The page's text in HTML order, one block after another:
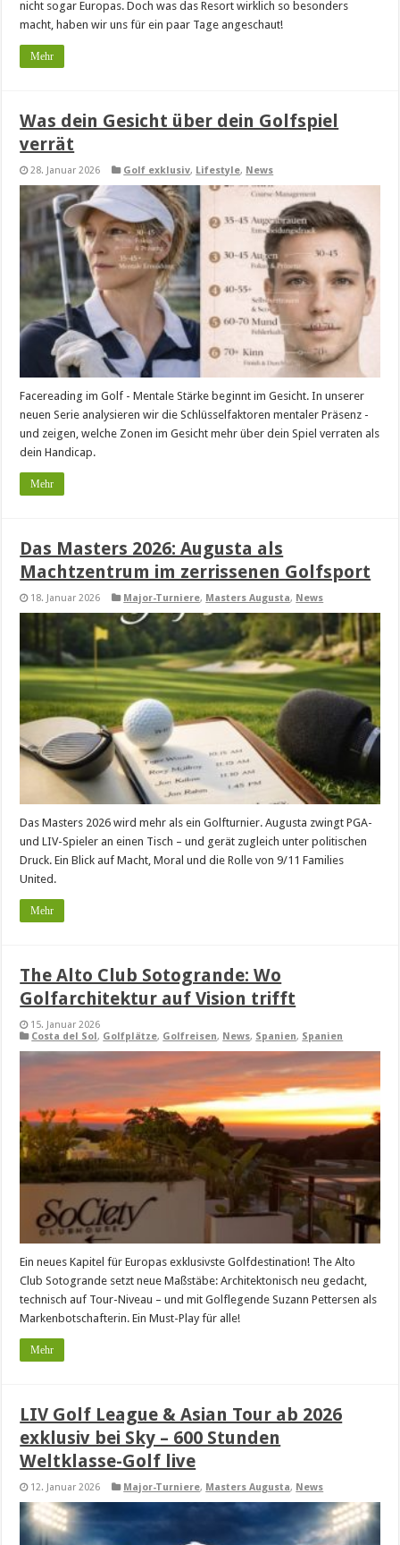
nicht sogar Europas. Doch was das Resort wirklich so besonders
macht, haben wir uns für ein paar Tage angeschaut!
Mehr
Was dein Gesicht über dein Golfspiel
verrät
28. Januar 2026 Golf exklusiv, Lifestyle, News
Facereading im Golf - Mentale Stärke beginnt im Gesicht. In unserer
neuen Serie analysieren wir die Schlüsselfaktoren mentaler Präsenz -
und zeigen, welche Zonen im Gesicht mehr über dein Spiel verraten als
dein Handicap.
Mehr
Das Masters 2026: Augusta als
Machtzentrum im zerrissenen Golfsport
18. Januar 2026 Major-Turniere, Masters Augusta, News
Das Masters 2026 wird mehr als ein Golfturnier. Augusta zwingt PGA-
und LIV-Spieler an einen Tisch – und gerät zugleich unter politischen
Druck. Ein Blick auf Macht, Moral und die Rolle von 9/11 Families
United.
Mehr
The Alto Club Sotogrande: Wo
Golfarchitektur auf Vision trifft
15. Januar 2026
Costa del Sol, Golfplätze, Golfreisen, News, Spanien, Spanien
Ein neues Kapitel für Europas exklusivste Golfdestination! The Alto
Club Sotogrande setzt neue Maßstäbe: Architektonisch neu gedacht,
technisch auf Tour-Niveau – und mit Golflegende Suzann Pettersen als
Markenbotschafterin. Ein Must-Play für alle!
Mehr
LIV Golf League & Asian Tour ab 2026
exklusiv bei Sky – 600 Stunden
Weltklasse-Golf live
12. Januar 2026 Major-Turniere, Masters Augusta, News